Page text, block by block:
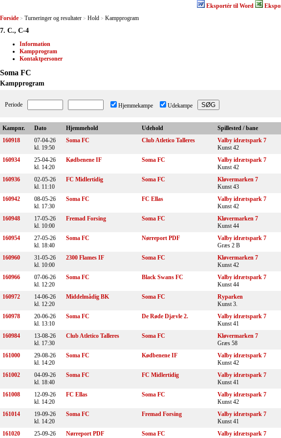
Eksportér til Word
Forside > Turneringer og resultater > Hold > Kampprogram
7. C., C-4
Information
Kampprogram
Kontaktpersoner
Soma FC
Kampprogram
Periode Hjemmekampe Udekampe
Kampnr. Dato Hjemmehold Udehold Spillested / bane
160918
07-04-26
kl. 19:50
Soma FC Club Atletico Talleres
Valby idrætspark 7
Kunst 42
160934
25-04-26
kl. 14:20
Kødbenene IF Soma FC
Valby idrætspark 7
Kunst 42
160936
02-05-26
kl. 11:10
FC Midlertidig Soma FC
Kløvermarken 7
Kunst 43
160942
08-05-26
kl. 17:30
Soma FC FC Ellas
Valby idrætspark 7
Kunst 42
160948
17-05-26
kl. 10:00
Fremad Forsing Soma FC
Kløvermarken 7
Kunst 44
160954
27-05-26
kl. 18:40
Soma FC Nørreport PDF
Valby idrætspark 7
Græs 2 B
160960
31-05-26
kl. 10:00
2300 Flames IF Soma FC
Kløvermarken 7
Kunst 42
160966
07-06-26
kl. 12:20
Soma FC Black Swans FC
Valby idrætspark 7
Kunst 44
160972
14-06-26
kl. 12:20
Middelmådig BK Soma FC
Ryparken
Kunst 3.
160978
20-06-26
kl. 13:10
Soma FC De Røde Djævle 2.
Valby idrætspark 7
Kunst 41
160984
13-08-26
kl. 17:30
Club Atletico Talleres Soma FC
Kløvermarken 7
Græs 58
161000
29-08-26
kl. 14:20
Soma FC Kødbenene IF
Valby idrætspark 7
Kunst 42
161002
04-09-26
kl. 18:40
Soma FC FC Midlertidig
Valby idrætspark 7
Kunst 41
161008
12-09-26
kl. 14:20
FC Ellas Soma FC
Valby idrætspark 7
Kunst 42
161014
19-09-26
kl. 14:20
Soma FC Fremad Forsing
Valby idrætspark 7
Kunst 41
161020
25-09-26
Nørreport PDF Soma FC
Valby idrætspark 7